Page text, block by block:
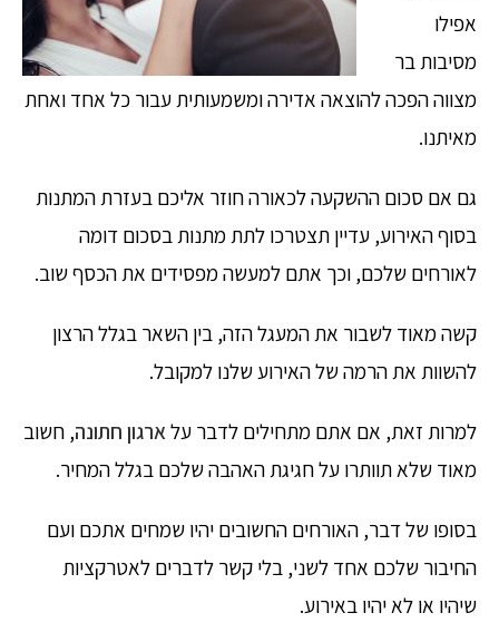
אפילו
מסיבות בר
מצווה הפכה להוצאה אדירה ומשמעותית עבור כל אחד ואחת
מאיתנו.
גם אם סכום ההשקעה לכאורה חוזר אליכם בעזרת המתנות
בסוף האירוע, עדיין תצטרכו לתת מתנות בסכום דומה
לאורחים שלכם, וכך אתם למעשה מפסידים את הכסף שוב.
קשה מאוד לשבור את המעגל הזה, בין השאר בגלל הרצון
להשוות את הרמה של האירוע שלנו למקובל.
למרות זאת, אם אתם מתחילים לדבר על ארגון חתונה, חשוב
מאוד שלא תוותרו על חגיגת האהבה שלכם בגלל המחיר.
בסופו של דבר, האורחים החשובים יהיו שמחים אתכם ועם
החיבור שלכם אחד לשני, בלי קשר לדברים לאטרקציות
שיהיו או לא יהיו באירוע.